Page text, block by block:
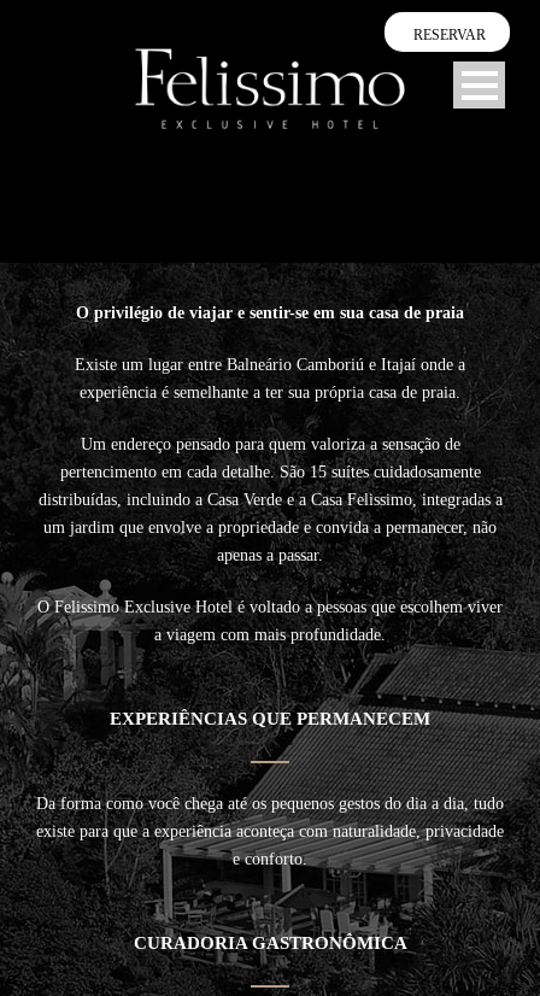
O privilégio de viajar e sentir-se em sua casa de praia
Existe um lugar entre Balneário Camboriú e Itajaí onde a
experiência é semelhante a ter sua própria casa de praia.
Um endereço pensado para quem valoriza a sensação de
pertencimento em cada detalhe. São 15 suítes cuidadosamente
distribuídas, incluindo a Casa Verde e a Casa Felissimo, integradas a
um jardim que envolve a propriedade e convida a permanecer, não
apenas a passar.
O Felissimo Exclusive Hotel é voltado a pessoas que escolhem viver
a viagem com mais profundidade.
EXPERIÊNCIAS QUE PERMANECEM
Da forma como você chega até os pequenos gestos do dia a dia, tudo
existe para que a experiência aconteça com naturalidade, privacidade
e conforto.
CURADORIA GASTRONÔMICA
RESERVAR